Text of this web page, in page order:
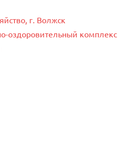
г. Волжск
оздоровительный комплекс